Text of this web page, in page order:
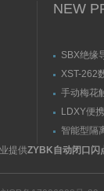
NEW
SBX绝缘
XST-262
手动梅花
（推拉力
LDXY便
（指）夹
智能型隔
紧力测试
提供ZYBK自动闭口闪